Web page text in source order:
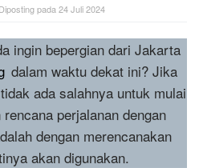
Diposting pada 24 Juli 2024
ingin bepergian dari Jakarta
dalam waktu dekat ini? Jika
ada salahnya untuk mulai
perjalanan dengan
dengan merencanakan
akan digunakan.